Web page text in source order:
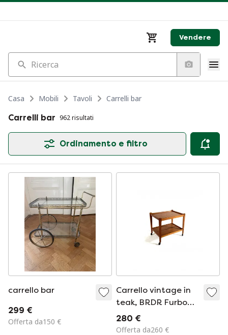
Vendere
Ricerca
Casa Mobili Tavoli
Carrelli bar
Carrelli bar 962 risultati
Ordinamento e filtro
carrello bar
299 €
Offerta da150 €
Carrello vintage in
teak, BRDR Furbo
anni '60
280 €
Offerta da260 €